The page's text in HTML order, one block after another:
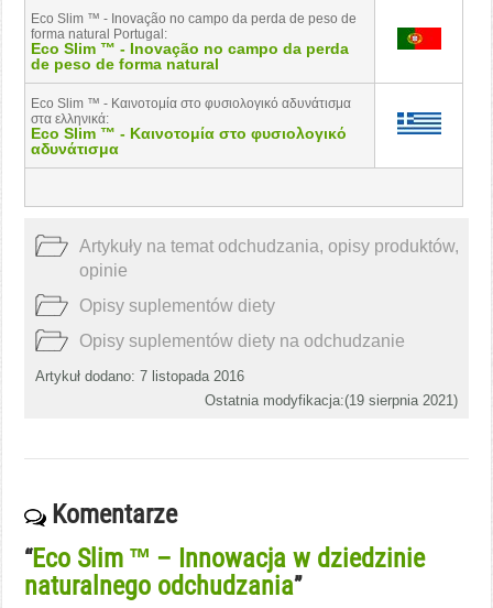
Eco Slim ™ - Inovação no campo da perda de peso de
forma natural Portugal:
Eco Slim ™ - Inovação no campo da perda
de peso de forma natural
Eco Slim ™ - Kαινοτομία στο φυσιολογικό αδυνάτισμα
στα ελληνικά:
Eco Slim ™ - Kαινοτομία στο φυσιολογικό
αδυνάτισμα
Artykuły na temat odchudzania, opisy produktów,
opinie
Opisy suplementów diety
Opisy suplementów diety na odchudzanie
Artykuł dodano: 7 listopada 2016
Ostatnia modyfikacja:(19 sierpnia 2021)
Komentarze
“Eco Slim ™ – Innowacja w dziedzinie
naturalnego odchudzania”